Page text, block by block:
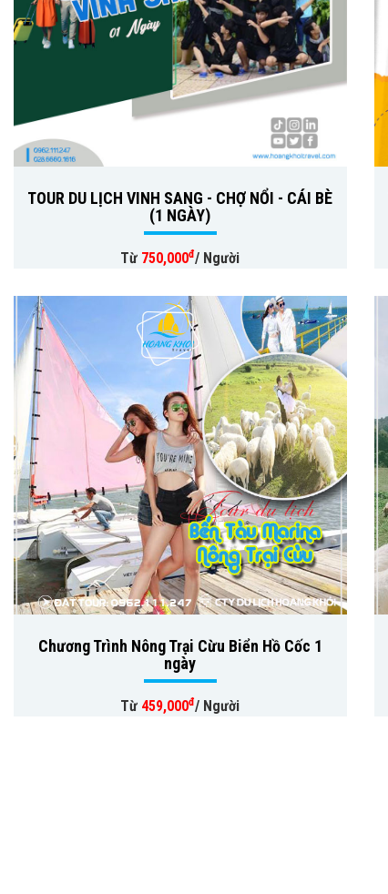
TOUR DU LỊCH VINH SANG - CHỢ NỔI - CÁI BÈ
(1 NGÀY)
Từ 750,000đ/ Người
Chương Trình Nông Trại Cừu Biển Hồ Cốc 1
ngày
Từ 459,000đ/ Người